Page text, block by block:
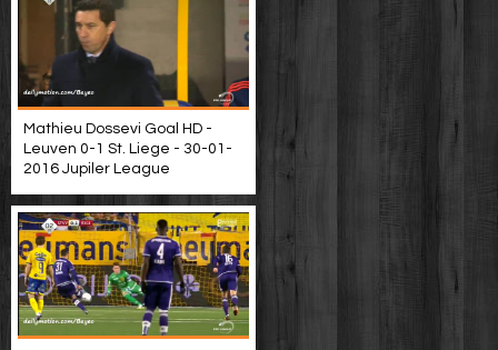
Mathieu Dossevi Goal HD -
Leuven 0-1 St. Liege - 30-01-
2016 Jupiler League